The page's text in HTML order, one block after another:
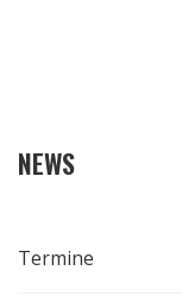
NEWS
Termine